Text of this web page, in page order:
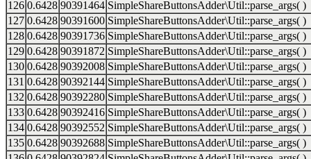
126 0.6428 90391464 SimpleShareButtonsAdder\Util::parse_args( )
127 0.6428 90391600 SimpleShareButtonsAdder\Util::parse_args( )
128 0.6428 90391736 SimpleShareButtonsAdder\Util::parse_args( )
129 0.6428 90391872 SimpleShareButtonsAdder\Util::parse_args( )
130 0.6428 90392008 SimpleShareButtonsAdder\Util::parse_args( )
131 0.6428 90392144 SimpleShareButtonsAdder\Util::parse_args( )
132 0.6428 90392280 SimpleShareButtonsAdder\Util::parse_args( )
133 0.6428 90392416 SimpleShareButtonsAdder\Util::parse_args( )
134 0.6428 90392552 SimpleShareButtonsAdder\Util::parse_args( )
135 0.6428 90392688 SimpleShareButtonsAdder\Util::parse_args( )